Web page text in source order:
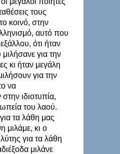
τους
κοινό, στην
αυτό που
ότι ήταν
για την
κι ήταν μεγάλη
για την
να
ιδιοτυπία,
του λαού.
τα λάθη μας
μιλάμε, κι ο
για τα λάθη
μιλάνε